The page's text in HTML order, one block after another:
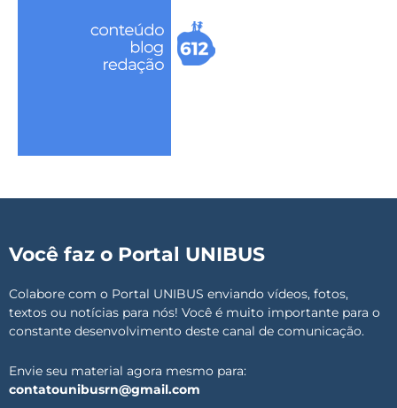
Você faz o Portal UNIBUS
Colabore com o Portal UNIBUS enviando vídeos, fotos,
textos ou notícias para nós! Você é muito importante para o
constante desenvolvimento deste canal de comunicação.
Envie seu material agora mesmo para:
contatounibusrn@gmail.com